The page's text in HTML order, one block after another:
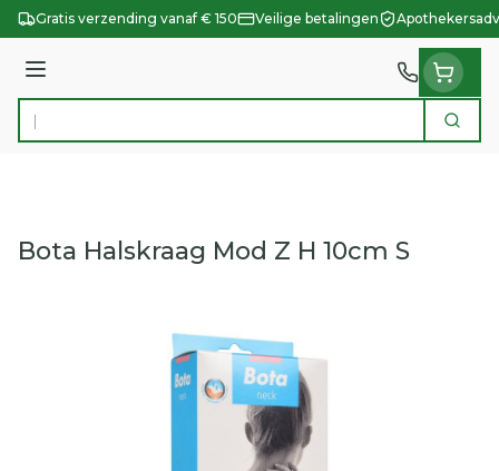
Ga naar de inhoud
Gratis verzending vanaf € 150 Veilige betalingen
Menu
Product, merk, categorie... Zoek
Bota Halskraag Mod Z H 10cm S